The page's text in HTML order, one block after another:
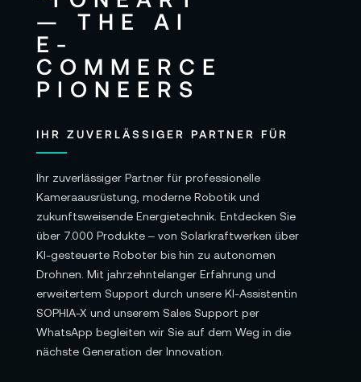
IHR ZUVERLÄSSIGER PARTNER FÜR
Ihr zuverlässiger Partner für professionelle
Kameraausrüstung, moderne Robotik und
zukunftsweisende Energietechnik. Entdecken Sie
über 7.000 Produkte – von Solarkraftwerken über
KI-gesteuerte Roboter bis hin zu autonomen
Drohnen. Mit jahrzehntelanger Erfahrung und
erweitertem Support durch unsere KI-Assistentin
SOPHIA-X und unserem Sales Support per
WhatsApp begleiten wir Sie auf dem Weg in die
nächste Generation der Innovation.